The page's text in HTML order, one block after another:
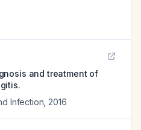
and treatment of
Infection 2016